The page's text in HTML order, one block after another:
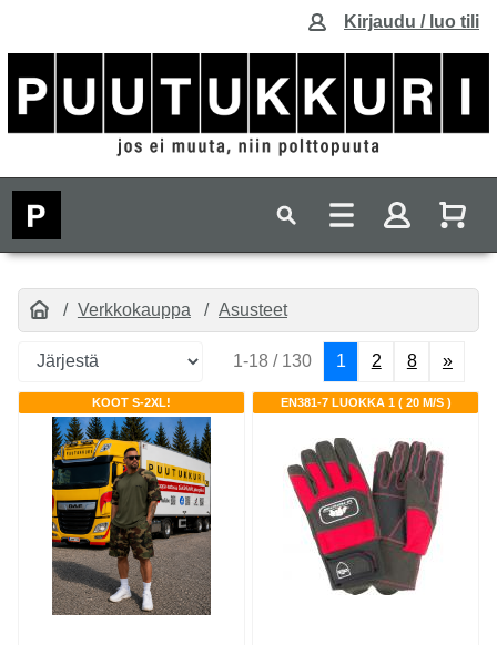
Kirjaudu / luo tili
Verkkokauppa Asusteet
1-18 / 130 1 2 8 »
KOOT S-2XL! EN381-7 LUOKKA 1 ( 20 M/S )